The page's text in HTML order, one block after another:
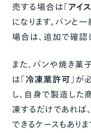
売する場合は「アイ
になります。パンと
場合は、追加で確認
また、パンや焼き菓
は「冷凍業許可」が
し、自身で製造し
凍するだけであれ
できるケースもありま